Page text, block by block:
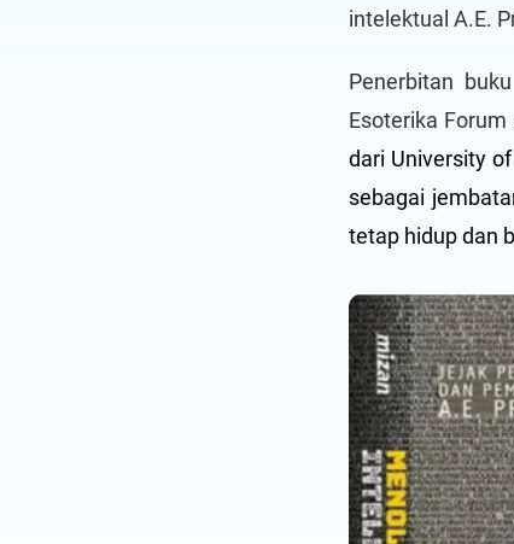
intelektual A.E.
Penerbitan
Esoterika
dari University
sebagai
tetap hidup dan